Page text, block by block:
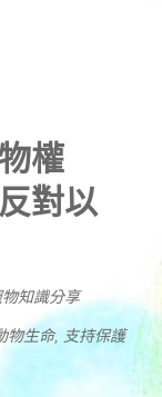
權
對以
物知識分享
物生命,
支持保護